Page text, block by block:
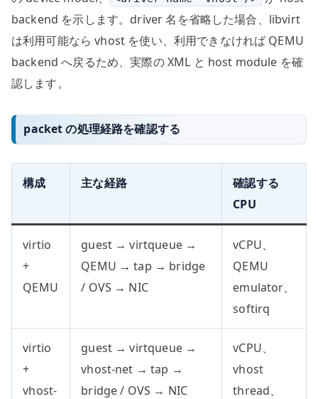
backend を示します。driver 名を省略した場合、libvirt
は利用可能なら vhost を使い、利用できなければ QEMU
backend へ戻るため、実際の XML と host module を確
認します。
packet の処理経路を確認する
構成 主な経路
確認する
CPU
virtio
+
QEMU
guest → virtqueue →
QEMU → tap → bridge
/ OVS → NIC
vCPU、
QEMU
emulator、
softirq
virtio
+
vhost-
guest → virtqueue →
vhost-net → tap →
bridge / OVS → NIC
vCPU、
vhost
thread、